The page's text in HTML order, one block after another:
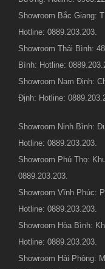
Showroom Bắc Giang:
Hotline: 0889.203.203.
Showroom Thái Bình:
Bình: Hotline:
Showroom Nam Định:
Định: Hotline:
Showroom Ninh Bình:
Hotline: 0889.203.203.
Showroom Phú Thọ:
0889.203.203.
Showroom Vĩnh Phúc:
Hotline: 0889.203.203.
Showroom Hòa Bình:
Hotline: 0889.203.203.
Showroom Hải Phòng: